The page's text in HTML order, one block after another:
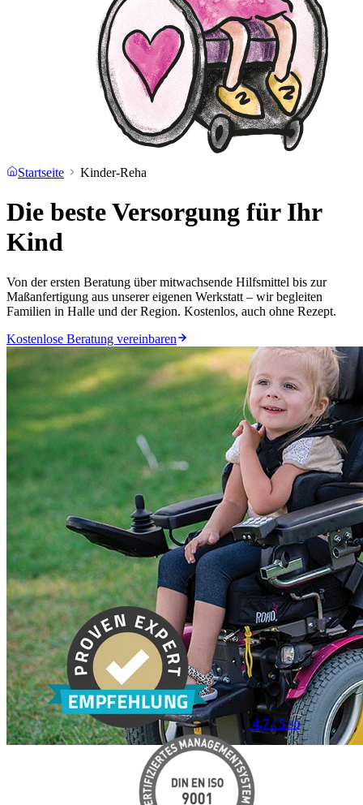
Startseite Kinder-Reha
Die beste Versorgung für Ihr
Kind
Von der ersten Beratung über mitwachsende Hilfsmittel bis zur
Maßanfertigung aus unserer eigenen Werkstatt – wir begleiten
Familien in Halle und der Region. Kostenlos, auch ohne Rezept.
Kostenlose Beratung vereinbaren
4,7 / 5 90
(öffnet neues Fenster)